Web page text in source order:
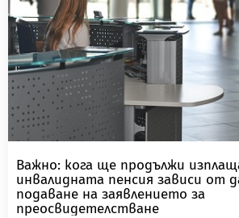
Важно: кога ще продължи
инвалидната пенсия зависи от
подаване на заявлението за
преосвидетелстване